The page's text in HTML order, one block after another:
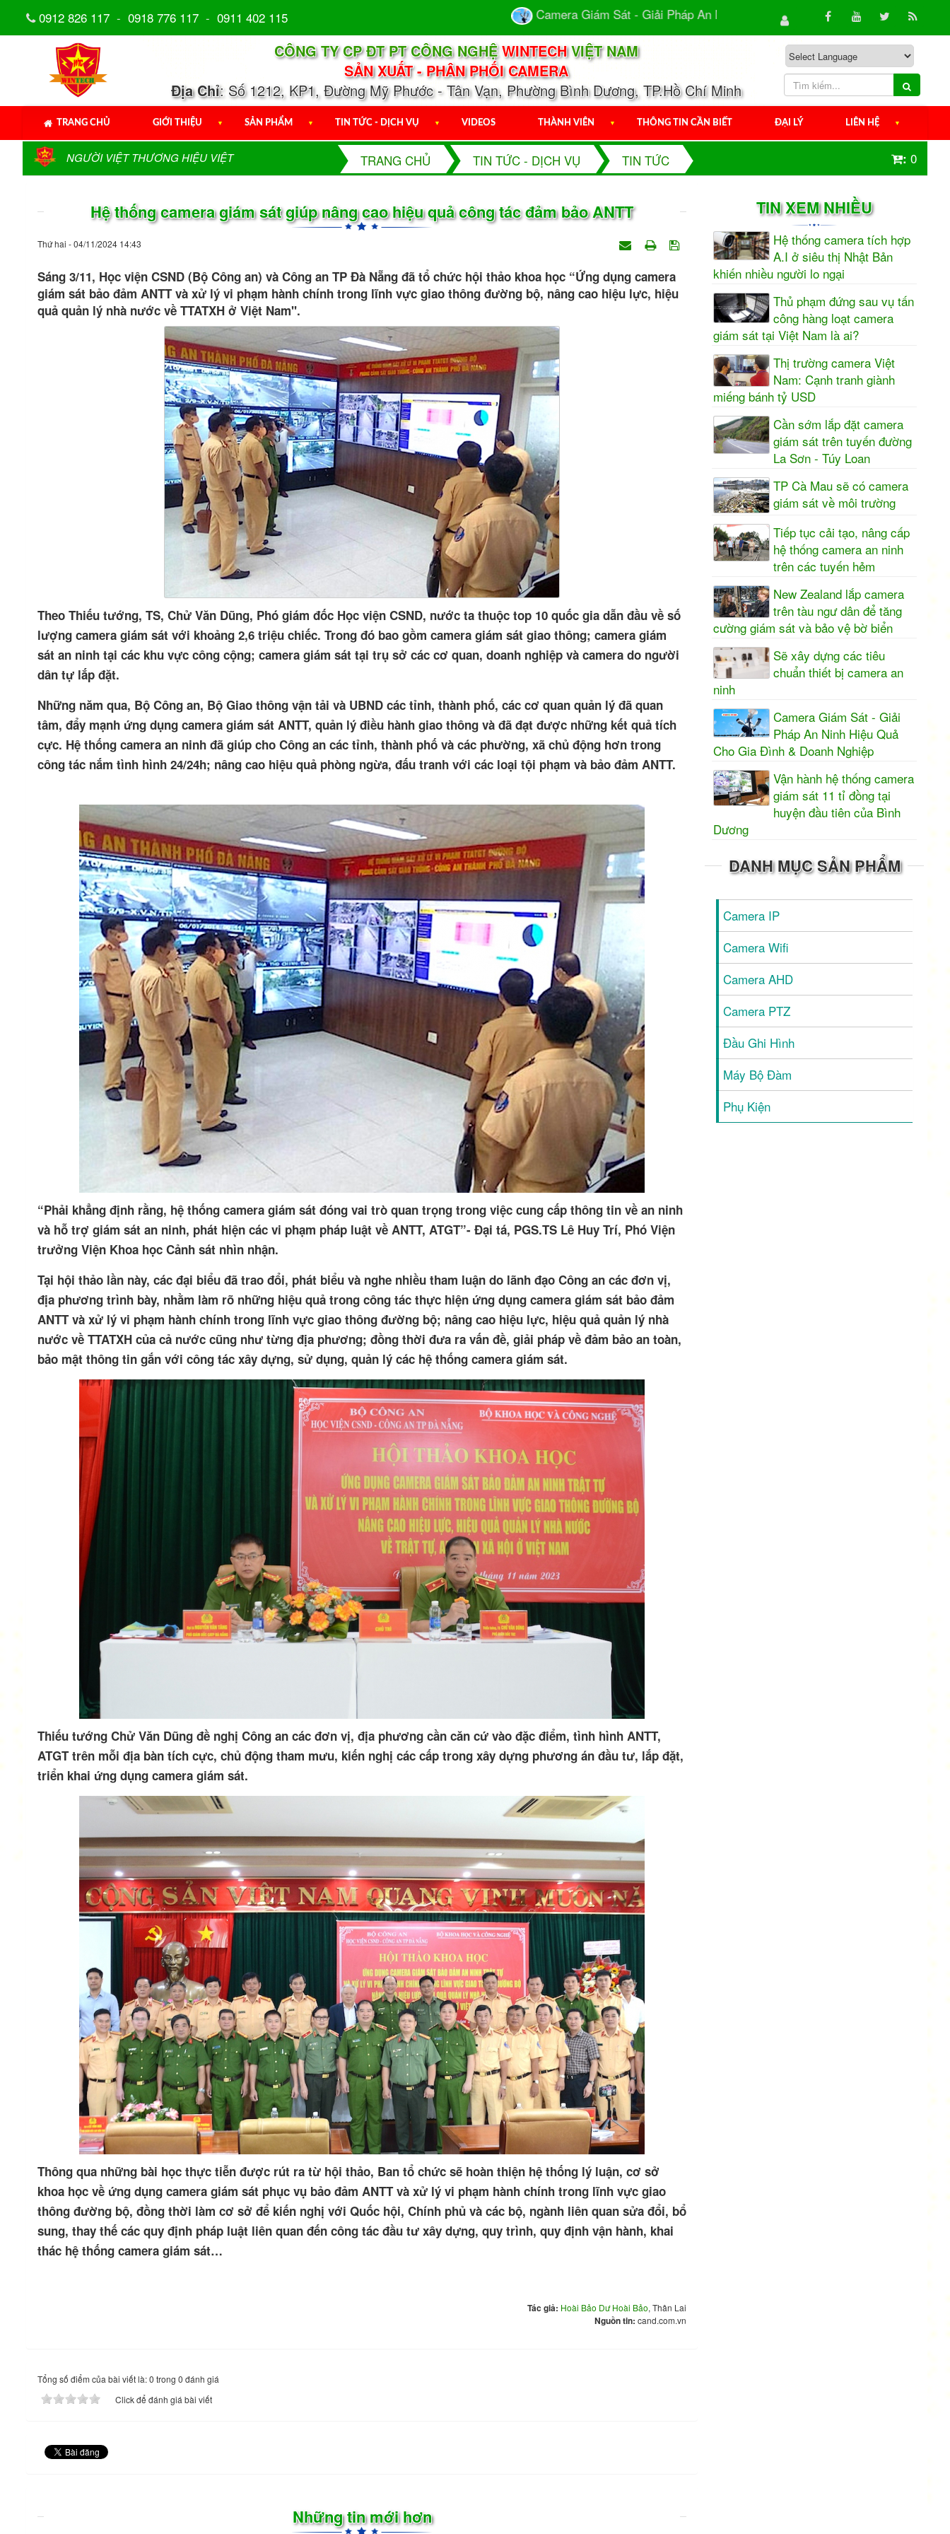
0912 826 117 - 0918 776 117 - 0911 402 115 Camera Giám Sát - Giải Pháp An Ninh Hiệu Quả Cho Gia Đình & Doanh...
CÔNG TY CP ĐT PT CÔNG NGHỆWINTECHVIỆT NAM
SẢN XUẤT - PHÂN PHỐI CAMERA
Địa Chỉ: Số 1212, KP1, Đường Mỹ Phước - Tân Vạn, Phường Bình Dương, TP.Hồ Chí Minh
TRANG CHỦ GIỚI THIỆU ▼ SẢN PHẨM ▼ TIN TỨC - DỊCH VỤ ▼ VIDEOS THÀNH VIÊN ▼ THÔNG TIN CẦN BIẾT ĐẠI LÝ LIÊN HỆ ▼
NGƯỜI VIỆT THƯƠNG HIỆU VIỆT TRANG CHỦ TIN TỨC - DỊCH VỤ TIN TỨC : 0
Hệ thống camera giám sát giúp nâng cao hiệu quả công tác đảm bảo ANTT
Thứ hai - 04/11/2024 14:43
Sáng 3/11, Học viện CSND (Bộ Công an) và Công an TP Đà Nẵng đã tổ chức hội thảo khoa học “Ứng dụng camera
giám sát bảo đảm ANTT và xử lý vi phạm hành chính trong lĩnh vực giao thông đường bộ, nâng cao hiệu lực, hiệu
quả quản lý nhà nước về TTATXH ở Việt Nam".
Theo Thiếu tướng, TS, Chử Văn Dũng, Phó giám đốc Học viện CSND, nước ta thuộc top 10 quốc gia dẫn đầu về số
lượng camera giám sát với khoảng 2,6 triệu chiếc. Trong đó bao gồm camera giám sát giao thông; camera giám
sát an ninh tại các khu vực công cộng; camera giám sát tại trụ sở các cơ quan, doanh nghiệp và camera do người
dân tự lắp đặt.
Những năm qua, Bộ Công an, Bộ Giao thông vận tải và UBND các tỉnh, thành phố, các cơ quan quản lý đã quan
tâm, đẩy mạnh ứng dụng camera giám sát ANTT, quản lý điều hành giao thông và đã đạt được những kết quả tích
cực. Hệ thống camera an ninh đã giúp cho Công an các tỉnh, thành phố và các phường, xã chủ động hơn trong
công tác nắm tình hình 24/24h; nâng cao hiệu quả phòng ngừa, đấu tranh với các loại tội phạm và bảo đảm ANTT.
“Phải khẳng định rằng, hệ thống camera giám sát đóng vai trò quan trọng trong việc cung cấp thông tin về an ninh
và hỗ trợ giám sát an ninh, phát hiện các vi phạm pháp luật về ANTT, ATGT”- Đại tá, PGS.TS Lê Huy Trí, Phó Viện
trưởng Viện Khoa học Cảnh sát nhìn nhận.
Tại hội thảo lần này, các đại biểu đã trao đổi, phát biểu và nghe nhiều tham luận do lãnh đạo Công an các đơn vị,
địa phương trình bày, nhằm làm rõ những hiệu quả trong công tác thực hiện ứng dụng camera giám sát bảo đảm
ANTT và xử lý vi phạm hành chính trong lĩnh vực giao thông đường bộ; nâng cao hiệu lực, hiệu quả quản lý nhà
nước về TTATXH của cả nước cũng như từng địa phương; đồng thời đưa ra vấn đề, giải pháp về đảm bảo an toàn,
bảo mật thông tin gắn với công tác xây dựng, sử dụng, quản lý các hệ thống camera giám sát.
Thiếu tướng Chử Văn Dũng đề nghị Công an các đơn vị, địa phương cần căn cứ vào đặc điểm, tình hình ANTT,
ATGT trên mỗi địa bàn tích cực, chủ động tham mưu, kiến nghị các cấp trong xây dựng phương án đầu tư, lắp đặt,
triển khai ứng dụng camera giám sát.
Thông qua những bài học thực tiễn được rút ra từ hội thảo, Ban tổ chức sẽ hoàn thiện hệ thống lý luận, cơ sở
khoa học về ứng dụng camera giám sát phục vụ bảo đảm ANTT và xử lý vi phạm hành chính trong lĩnh vực giao
thông đường bộ, đồng thời làm cơ sở để kiến nghị với Quốc hội, Chính phủ và các bộ, ngành liên quan sửa đổi, bổ
sung, thay thế các quy định pháp luật liên quan đến công tác đầu tư xây dựng, quy trình, quy định vận hành, khai
thác hệ thống camera giám sát…
Tác giả: Hoài Bảo Dư Hoài Bảo, Thân Lai
Nguồn tin: cand.com.vn
Tổng số điểm của bài viết là: 0 trong 0 đánh giá
Click để đánh giá bài viết
Những tin mới hơn
TIN XEM NHIỀU
Hệ thống camera tích hợp
A.I ở siêu thị Nhật Bản
khiến nhiều người lo ngại
Thủ phạm đứng sau vụ tấn
công hàng loạt camera
giám sát tại Việt Nam là ai?
Thị trường camera Việt
Nam: Cạnh tranh giành
miếng bánh tỷ USD
Cần sớm lắp đặt camera
giám sát trên tuyến đường
La Sơn - Túy Loan
TP Cà Mau sẽ có camera
giám sát về môi trường
Tiếp tục cải tạo, nâng cấp
hệ thống camera an ninh
trên các tuyến hẻm
New Zealand lắp camera
trên tàu ngư dân để tăng
cường giám sát và bảo vệ bờ biển
Sẽ xây dựng các tiêu
chuẩn thiết bị camera an
ninh
Camera Giám Sát - Giải
Pháp An Ninh Hiệu Quả
Cho Gia Đình & Doanh Nghiệp
Vận hành hệ thống camera
giám sát 11 tỉ đồng tại
huyện đầu tiên của Bình
Dương
DANH MỤC SẢN PHẨM
Camera IP
Camera Wifi
Camera AHD
Camera PTZ
Đầu Ghi Hình
Máy Bộ Đàm
Phụ Kiện